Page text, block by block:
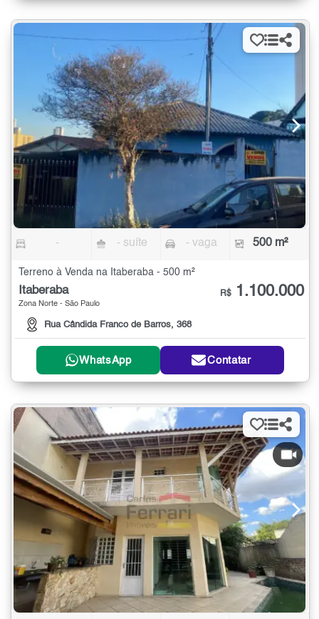
- - suíte - vaga 500 m²
Terreno à Venda na Itaberaba - 500 m²
Itaberaba
Zona Norte - São Paulo
Rua Cândida Franco de Barros, 368
R$ 1.100.000
WhatsApp Contatar